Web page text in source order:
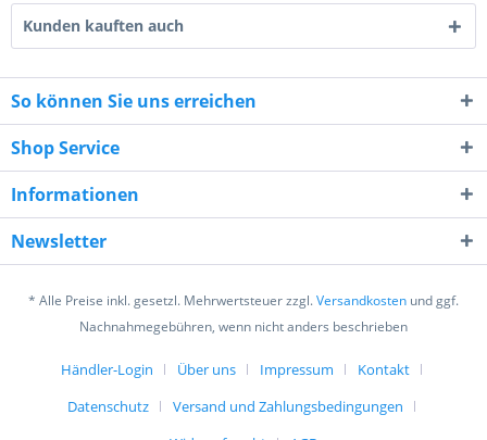
7 * 10 = ?
Ich habe die Datenschutzerklärung
verstanden und stimme zu. *
Mit * gekennzeichnete Felder sind Pflichtfelder.
Senden
Kunden kauften auch
So können Sie uns erreichen
Shop Service
Informationen
Newsletter
* Alle Preise inkl. gesetzl. Mehrwertsteuer zzgl.Versandkosten und ggf.
Nachnahmegebühren, wenn nicht anders beschrieben
Händler-Login Über uns Impressum
Kontakt
Datenschutz
Versand und Zahlungsbedingungen